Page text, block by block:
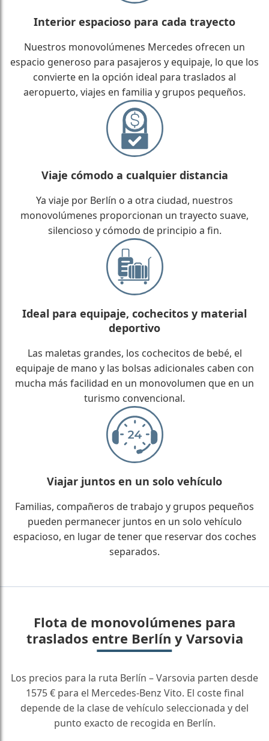
Interior espacioso para cada trayecto
Nuestros monovolúmenes Mercedes ofrecen un
espacio generoso para pasajeros y equipaje, lo que los
convierte en la opción ideal para traslados al
aeropuerto, viajes en familia y grupos pequeños.
Viaje cómodo a cualquier distancia
Ya viaje por Berlín o a otra ciudad, nuestros
monovolúmenes proporcionan un trayecto suave,
silencioso y cómodo de principio a fin.
Ideal para equipaje, cochecitos y material
deportivo
Las maletas grandes, los cochecitos de bebé, el
equipaje de mano y las bolsas adicionales caben con
mucha más facilidad en un monovolumen que en un
turismo convencional.
Viajar juntos en un solo vehículo
Familias, compañeros de trabajo y grupos pequeños
pueden permanecer juntos en un solo vehículo
espacioso, en lugar de tener que reservar dos coches
separados.
Flota de monovolúmenes para
traslados entre Berlín y Varsovia
Los precios para la ruta Berlín – Varsovia parten desde
1575 € para el Mercedes-Benz Vito. El coste final
depende de la clase de vehículo seleccionada y del
punto exacto de recogida en Berlín.